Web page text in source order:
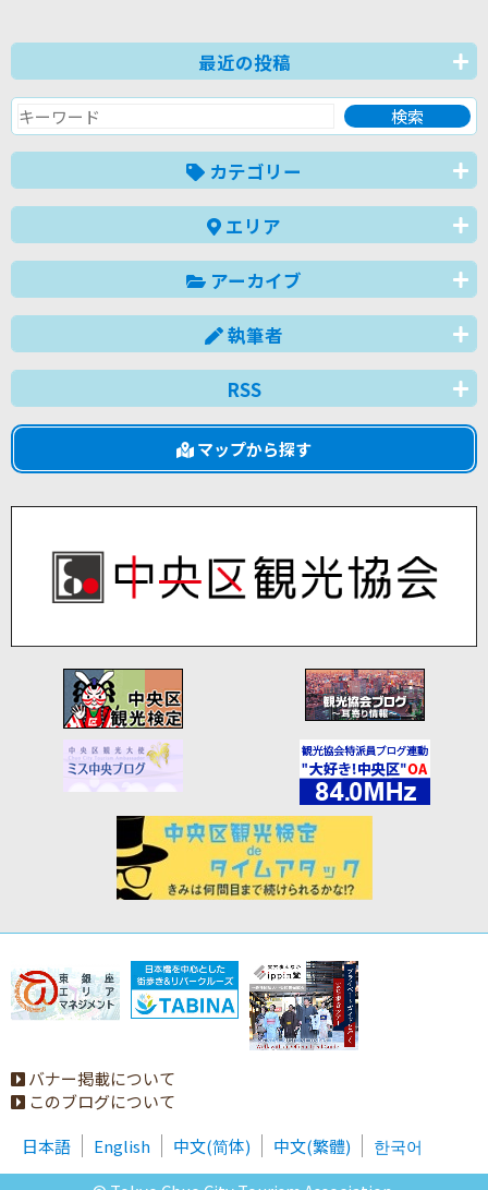
最近の投稿
カテゴリー
エリア
アーカイブ
執筆者
RSS
マップから探す
バナー掲載について
このブログについて
日本語
English 中文(简体) 中文(繁體)
한국어